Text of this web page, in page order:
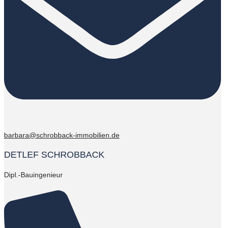
barbara@schrobback-immobilien.de
DETLEF SCHROBBACK
Dipl.-Bauingenieur